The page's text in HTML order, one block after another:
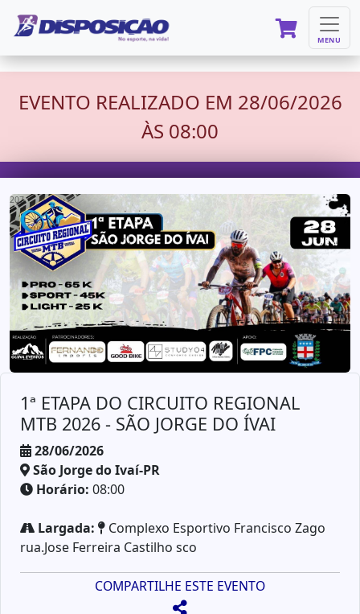
MENU
EVENTO REALIZADO EM 28/06/2026
ÀS 08:00
207
1ª ETAPA DO CIRCUITO REGIONAL
MTB 2026 - SÃO JORGE DO ÍVAI
28/06/2026
São Jorge do Ivaí-PR
Horário: 08:00
Largada:
Complexo Esportivo Francisco Zago
rua.Jose Ferreira Castilho sco
COMPARTILHE ESTE EVENTO